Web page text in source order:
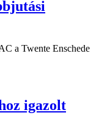
a Twente Enschede
igazolt